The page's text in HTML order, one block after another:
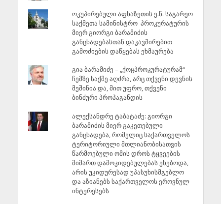
ოკუპირებული აფხაზეთის ე.წ. საგარეო
საქმეთა სამინისტრო პროკურატურის
მიერ გიორგი ბარამიძის
განცხადებასთან დაკავშირებით
გამოძიების დაწყებას ეხმაურება
გია ბარამიძე – „ქოცპროკურატურამ“
ჩემზე საქმე აღძრა, არც თქვენი დევნის
მეშინია და, მით უფრო, თქვენი
ბინძური პროპაგანდის
ალექსანდრე ტაბატაძე: გიორგი
ბარამიძის მიერ გაკეთებული
განცხადება, რომელიც საქართველოს
ტერიტორიული მთლიანობისათვის
წარმოებული ომის დროს ტყვეების
მიმართ დამოკიდებულებას ეხებოდა,
არის უკიდურესად უპასუხისმგებლო
და აზიანებს საქართველოს ეროვნულ
ინტერესებს